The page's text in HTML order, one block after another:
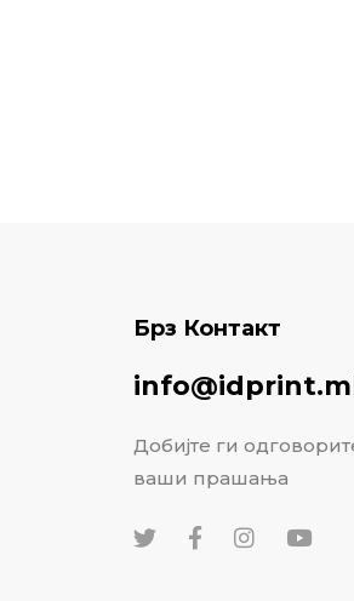
Брз Контакт
Добијте ги
ваши прашања